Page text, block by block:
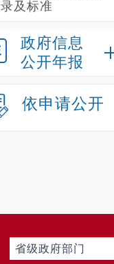
录及标准
政府信息
公开年报
依申请公开
省级政府部门